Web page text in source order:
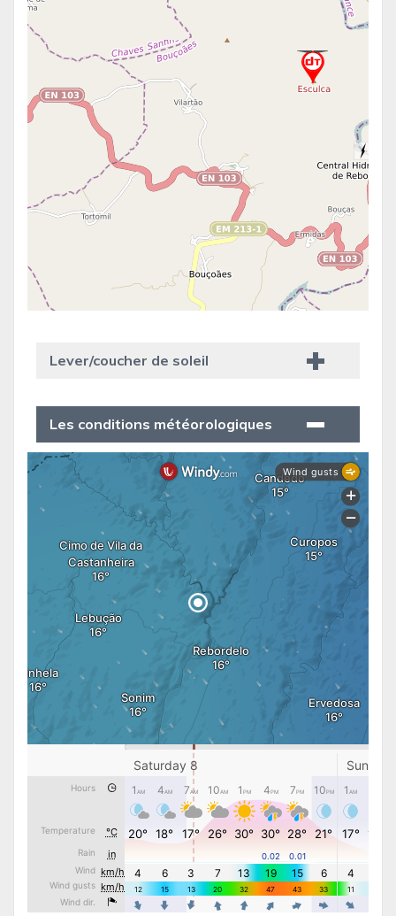
Lever/coucher de soleil
Les conditions météorologiques